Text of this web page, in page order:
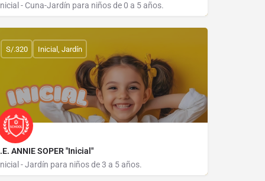
- Cuna-Jardín para niños de 0 a 5 años.
ANNIE SOPER "Inicial"
- Jardín para niños de 3 a 5 años.
S/.320 Inicial, Jardín